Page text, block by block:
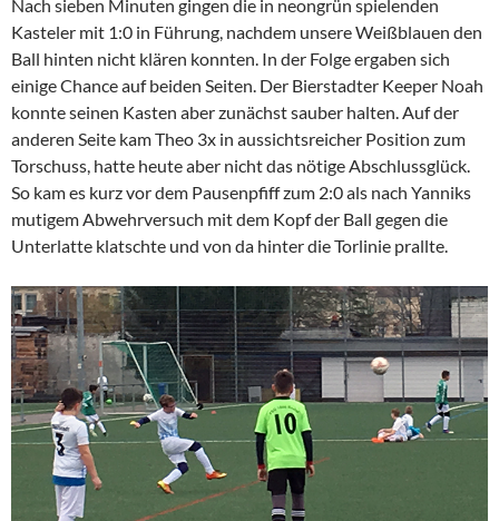
Nach sieben Minuten gingen die in neongrün spielenden
Kasteler mit 1:0 in Führung, nachdem unsere Weißblauen den
Ball hinten nicht klären konnten. In der Folge ergaben sich
einige Chance auf beiden Seiten. Der Bierstadter Keeper Noah
konnte seinen Kasten aber zunächst sauber halten. Auf der
anderen Seite kam Theo 3x in aussichtsreicher Position zum
Torschuss, hatte heute aber nicht das nötige Abschlussglück.
So kam es kurz vor dem Pausenpfiff zum 2:0 als nach Yanniks
mutigem Abwehrversuch mit dem Kopf der Ball gegen die
Unterlatte klatschte und von da hinter die Torlinie prallte.